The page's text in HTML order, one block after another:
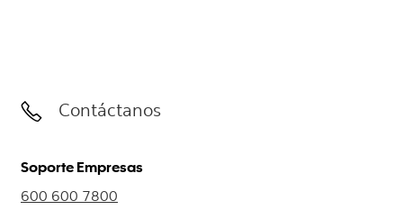
Contáctanos
Soporte Empresas
600 600 7800